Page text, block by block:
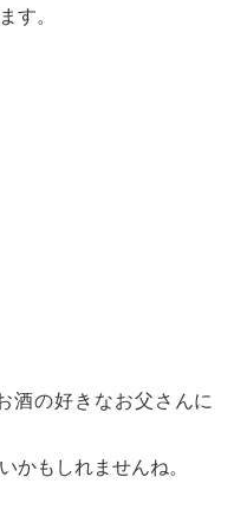
す。
酒の好きなお父さんに
かもしれませんね。